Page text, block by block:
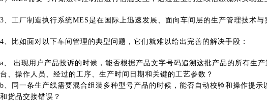
3、工厂制造执行系统MES是在国际上迅速发展、面向车间层的生产管理技术与
4、比如面对以下车间管理的典型问题，它们就难以给出完善的解决手段：
a、 出现用户产品投诉的时候，能否根据产品文字号码追溯这批产品的所有生
台、操作人员、经过的工序、生产时间日期和关键的工艺参数？
b、同一条生产线需要混合组装多种型号产品的时候，能否自动校验和操作提
和货品交接错误？